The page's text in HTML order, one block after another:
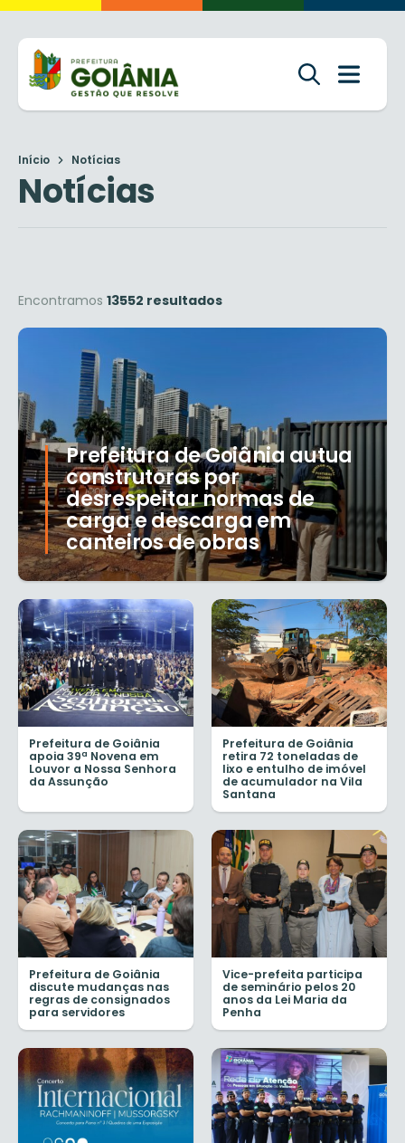
Início Notícias
Notícias
Encontramos 13552 resultados
Prefeitura de Goiânia autua
construtoras por
desrespeitar normas de
carga e descarga em
canteiros de obras
Prefeitura de Goiânia
apoia 39ª Novena em
Louvor a Nossa Senhora
da Assunção
Prefeitura de Goiânia
retira 72 toneladas de
lixo e entulho de imóvel
de acumulador na Vila
Santana
Prefeitura de Goiânia
discute mudanças nas
regras de consignados
para servidores
Vice-prefeita participa
de seminário pelos 20
anos da Lei Maria da
Penha